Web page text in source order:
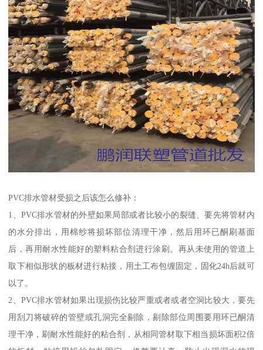
PVC排水管材受损之后该怎么修补：
1、PVC排水管材的外壁如果局部或者比较小的裂缝、要先将管材内
的水分排出，用棉纱将损坏部位清理干净，然后用环已酮刷基面
后，再用耐水性能好的塑料粘合剂进行涂刷。再从未使用的管道上
取下相似形状的板材进行粘接，用土工布包缠固定，固化24h后就可
以了。
2、PVC排水管材如果出现损伤比较严重或者或者空洞比较大，要先
用刮刀将破碎的管壁或孔洞完全剔除，剔除部位周围要用环已酮清
理干净，刷耐水性能好的粘合剂，从相同管材取下相当损坏面积2倍